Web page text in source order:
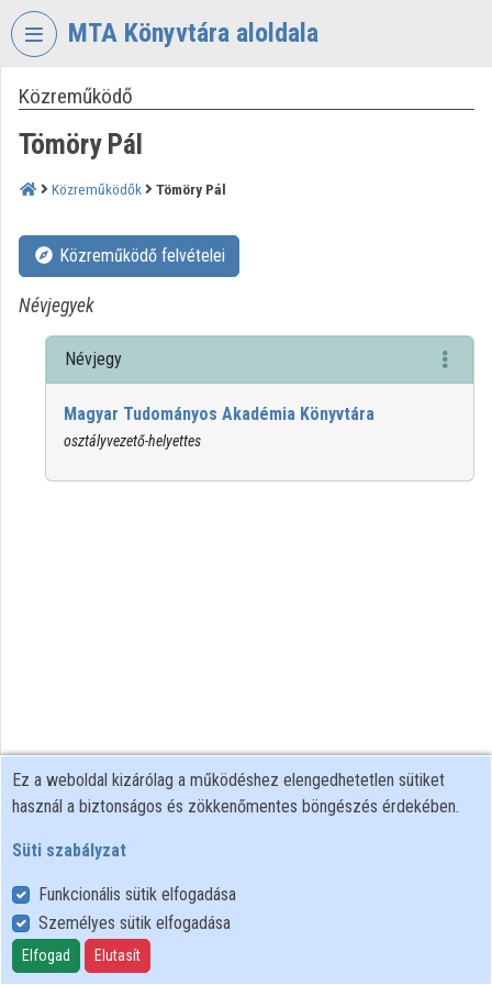
Fejléc kihagyása
MTA Könyvtára aloldala
VIDEOTORIUM
MAGYAR
TUDOMÁNYOS
KÖNYVTÁRA
Intézményi kezdőlap
Intézményi felfedezés
Kategóriák
Közreműködő
Tömöry Pál
Közreműködők Tömöry Pál
Közreműködő felvételei
Névjegyek
Névjegy
Magyar Tudományos Akadémia Könyvtára
osztályvezető-helyettes
Felhasználói szabályzat
Adatkezelési tájékoztató
Süti szabályzat
Ez a weboldal kizárólag a működéshez elengedhetetlen sütiket
használ a biztonságos és zökkenőmentes böngészés érdekében.
Süti szabályzat
Funkcionális sütik elfogadása
Személyes sütik elfogadása
Elfogad Elutasít